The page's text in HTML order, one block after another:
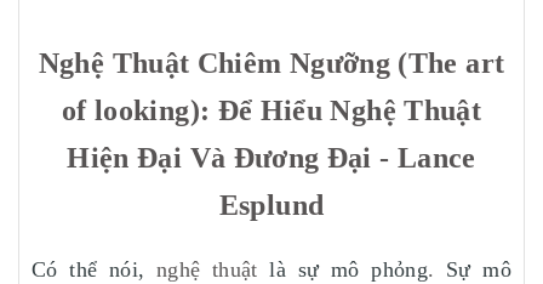
Nghệ Thuật Chiêm Ngưỡng (The art
of looking): Để Hiểu Nghệ Thuật
Hiện Đại Và Đương Đại - Lance
Esplund
Có thể nói,nghệ thuật là sự mô phỏng. Sự mô